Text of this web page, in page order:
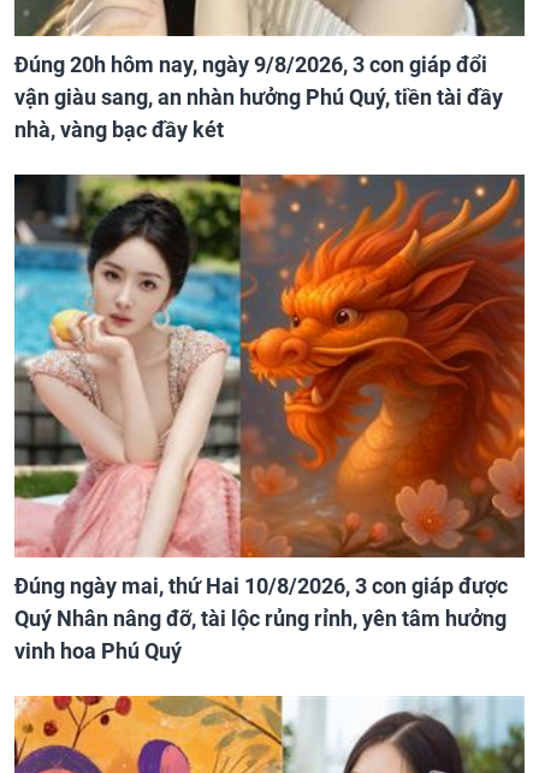
Đúng 20h hôm nay, ngày 9/8/2026, 3 con giáp đổi
vận giàu sang, an nhàn hưởng Phú Quý, tiền tài đầy
nhà, vàng bạc đầy két
Đúng ngày mai, thứ Hai 10/8/2026, 3 con giáp được
Quý Nhân nâng đỡ, tài lộc rủng rỉnh, yên tâm hưởng
vinh hoa Phú Quý